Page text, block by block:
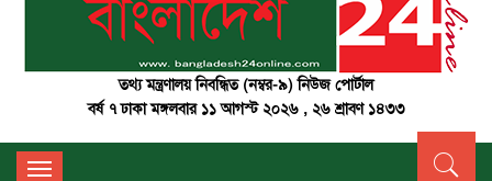
তথ্য মন্ত্রণালয় নিবন্ধিত (নম্বর-৯) নিউজ পোর্টাল
বর্ষ ৭ ঢাকা মঙ্গলবার ১১ আগস্ট ২০২৬ , ২৬ শ্রাবণ ১৪৩৩
Toggle